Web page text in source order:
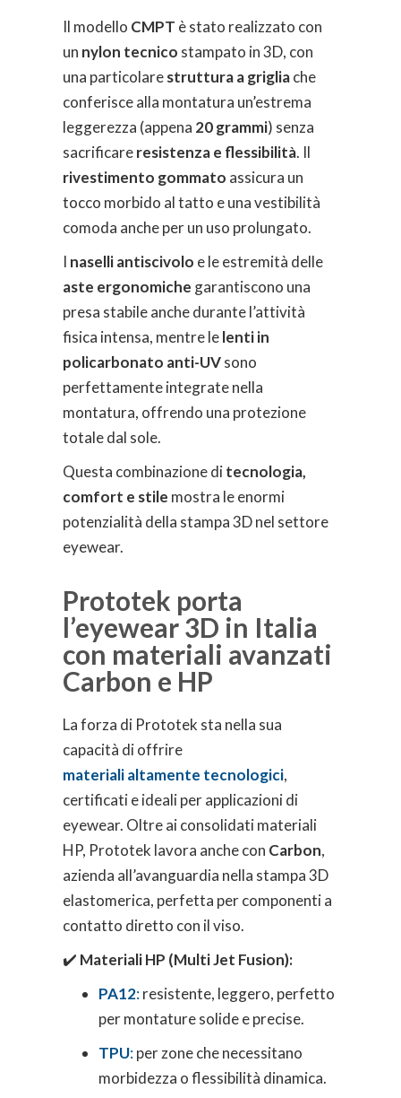
Il modello CMPT è stato realizzato con
un nylon tecnico stampato in 3D, con
una particolarestruttura a grigliache
conferisce alla montatura un’estrema
leggerezza (appena 20 grammi) senza
sacrificareresistenza e flessibilità. Il
rivestimento gommato assicura un
tocco morbido al tatto e una vestibilità
comoda anche per un uso prolungato.
I naselli antiscivolo e le estremità delle
aste ergonomiche garantiscono una
presa stabile anche durante l’attività
fisica intensa, mentre lelenti in
policarbonato anti-UVsono
perfettamente integrate nella
montatura, offrendo una protezione
totale dal sole.
Questa combinazione ditecnologia,
comfort e stile mostra le enormi
potenzialità della stampa 3D nel settore
eyewear.
Prototek porta
l’eyewear 3D in Italia
con materiali avanzati
Carbon e HP
La forza di Prototek sta nella sua
capacità di offrire
materiali altamente tecnologici,
certificati e ideali per applicazioni di
eyewear. Oltre ai consolidati materiali
HP, Prototek lavora anche con Carbon,
azienda all’avanguardia nella stampa 3D
elastomerica, perfetta per componenti a
contatto diretto con il viso.
✔️ Materiali HP (Multi Jet Fusion):
PA12:resistente, leggero, perfetto
per montature solide e precise.
TPU:per zone che necessitano
morbidezza o flessibilità dinamica.